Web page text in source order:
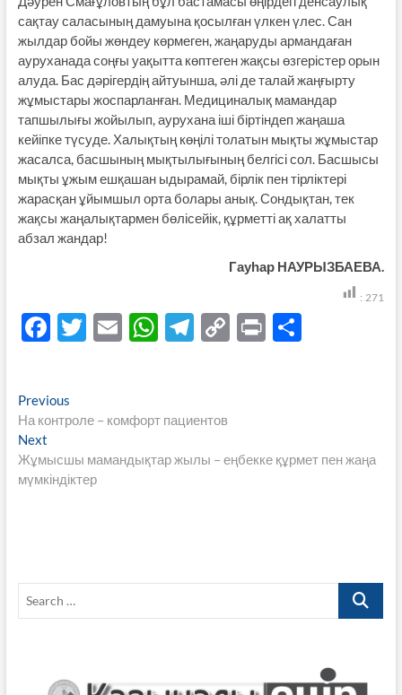
сақтау саласының дамуына қосылған үлкен үлес. Сан
жылдар бойы жөндеу көрмеген, жаңаруды армандаған
ауруханада соңғы уақытта көптеген жақсы өзгерістер орын
алуда. Бас дәрігердің айтуынша, әлі де талай жаңғырту
жұмыстары жоспарланған. Медициналық мамандар
тапшылығы жойылып, аурухана іші біртіндеп жаңаша
кейіпке түсуде. Халықтың көңілі толатын мықты жұмыстар
жасалса, басшының мықтылығының белгісі сол. Басшысы
мықты ұжым ешқашан ыдырамай, бірлік пен тірліктері
жарасқан ұйымшыл орта болары анық. Сондықтан, тек
жақсы жаңалықтармен бөлісейік, құрметті ақ халатты
абзал жандар!
Гауһар НАУРЫЗБАЕВА.
: 271
F
b
o
k
T
er
E W
s
p
T
gr
m
C
n
P S
Навигация
по
записям
PreviousPrevious
post:
На контроле – комфорт пациентов
NextNext
post:
Жұмысшы мамандықтар жылы – еңбекке құрмет пен жаңа
мүмкіндіктер
Search